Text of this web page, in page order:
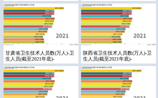
登录
注册
甘肃省卫生技术人员数(万人)-卫
生人员(截至2021年底)-
陕西省卫生技术人员数(万人)-卫
生人员(截至2021年底)-